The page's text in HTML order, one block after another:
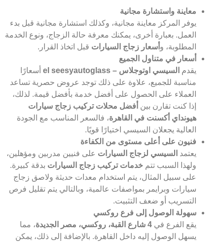
معاينة واستشارة مجانية
يوفر المركز معاينة مجانية، وكذلك استشارة مجانية قبل بدء
العمل. بعبارة أخرى، يمكنك معرفة حالة الزجاج، ونوع الخدمة
المطلوبة، و أسعار زجاج السيارات قبل اتخاذ القرار.
أسعار في متناول الجميع
يقدم السيسي اوتوجلاس – el seesyautoglass
أسعارًا
مناسبة للجميع، علاوة على ذلك توجد عروض حصرية تساعد
العملاء على الحصول على أفضل خدمة بأفضل قيمة. لذلك،
إذا كنت تقارن بين أفضل محلات تركيب زجاج سيارات
هيونداي أكسنت في القاهرة، فالسعر المناسب مع الجودة
العالية يجعلان السيسي اختيارًا قويًا.
فنيون على أعلى مستوى من الكفاءة
يعتمد السيسي لزجاج السيارات على فنيين مدربين ومؤهلين،
ولهذا السبب تتم خدمات تركيب زجاج السيارات بدقة كبيرة.
على سبيل المثال، يتم استخدام معدات حديثة ولاصق زجاج
سيارات وبرايمر بمواصفات عالمية، وبالتالي يتم تقليل فرص
التسريب أو ضعف التثبيت.
سهولة الوصول إلى فرع روكسي
يقع الفرع في 4 شارع القبة، روكسي، مصر الجديدة
، مما
يسهل الوصول إليه داخل القاهرة. بالإضافة إلى ذلك، يمكن